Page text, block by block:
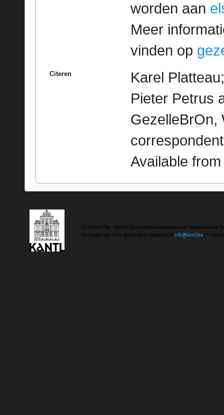
worden aan
Meer
vinden op
Citeren
Karel
Pieter Petrus
GezelleBrOn,
Available
(C) 2020 CTB - KANTL | Koninklijke Academie voor Nederlandse
Koningstraat 18 | b-9000 Gent | Belgium | E ctb@kantl.be | T +32